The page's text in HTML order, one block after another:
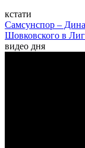
кстати
Самсунспор –
Шовковского в
видео дня